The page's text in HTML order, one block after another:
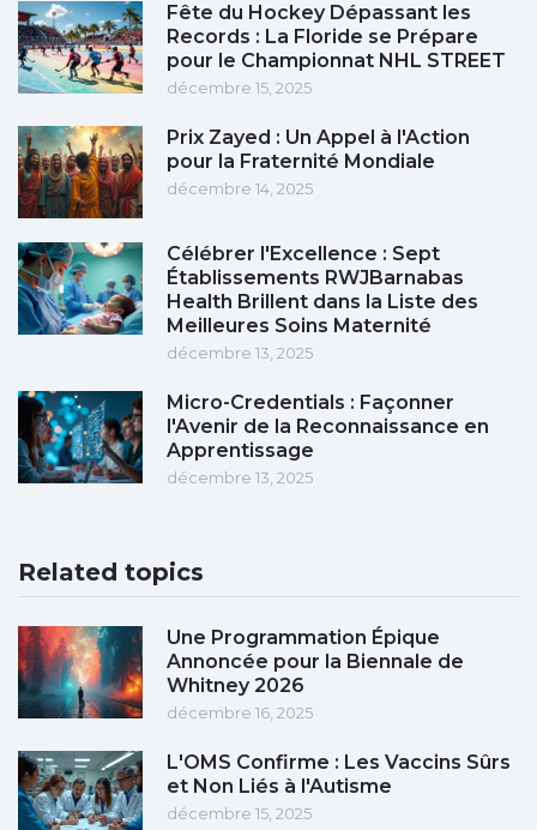
Fête du Hockey Dépassant les
Records : La Floride se Prépare
pour le Championnat NHL STREET
décembre 15, 2025
Prix Zayed : Un Appel à l'Action
pour la Fraternité Mondiale
décembre 14, 2025
Célébrer l'Excellence : Sept
Établissements RWJBarnabas
Health Brillent dans la Liste des
Meilleures Soins Maternité
décembre 13, 2025
Micro-Credentials : Façonner
l'Avenir de la Reconnaissance en
Apprentissage
décembre 13, 2025
Related topics
Une Programmation Épique
Annoncée pour la Biennale de
Whitney 2026
décembre 16, 2025
L'OMS Confirme : Les Vaccins Sûrs
et Non Liés à l'Autisme
décembre 15, 2025